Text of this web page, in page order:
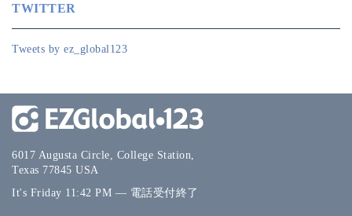
TWITTER
Tweets by ez_global123
6017 Augusta Circle, College Station,
Texas 77845 USA
It's Friday 11:42 PM — 電話受付終了